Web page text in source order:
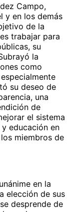
Campo,
y en los demás
de la
trabajar para
su
la
como
su deseo de
una
de
el sistema
educación en
miembros de
en la
elección de sus
desprende de